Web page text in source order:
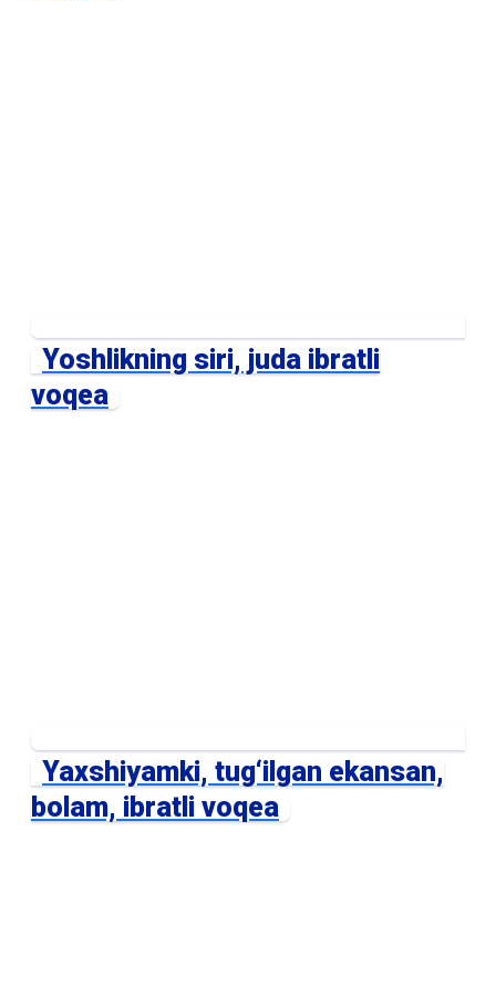
Yoshlikning siri, juda ibratli
voqea
Yaxshiyamki, tug‘ilgan ekansan,
bolam, ibratli voqea